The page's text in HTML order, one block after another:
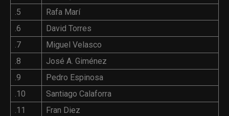
.5
Rafa Marí
.6
David Torres
.7
Miguel Velasco
.8
José A. Giménez
.9
Pedro Espinosa
.10
Santiago Calaforra
.11
Fran Diez